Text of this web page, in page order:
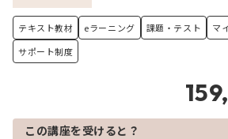
テキスト教材 eラーニング 課題・テスト
マ
サポート制度
この講座を受けると？